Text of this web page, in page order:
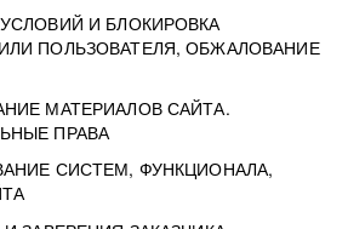
И БЛОКИРОВКА
ПОЛЬЗОВАТЕЛЯ, ОБЖАЛОВАНИЕ
МАТЕРИАЛОВ САЙТА.
ПРАВА
СИСТЕМ, ФУНКЦИОНАЛА,